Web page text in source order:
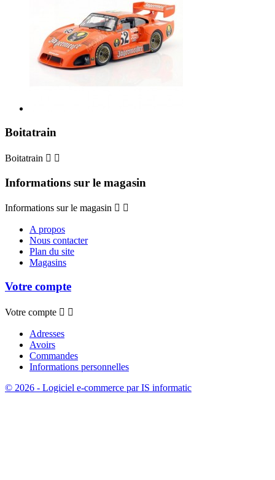
Boitatrain
Boitatrain  
Informations sur le magasin
Informations sur le magasin  
A propos
Nous contacter
Plan du site
Magasins
Votre compte
Votre compte  
Adresses
Avoirs
Commandes
Informations personnelles
© 2026 - Logiciel e-commerce par IS informatic